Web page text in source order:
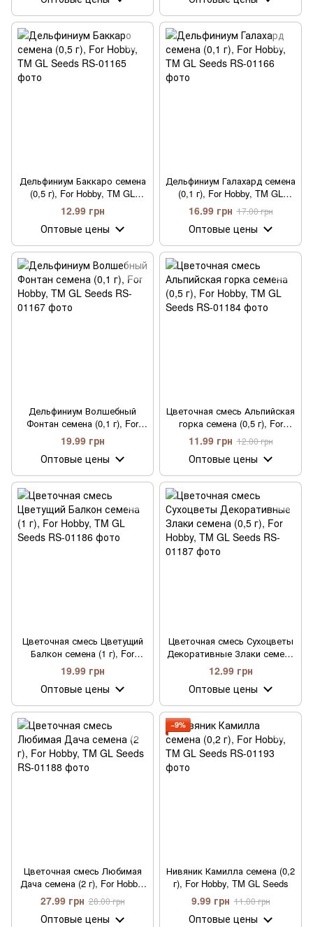
Дельфиниум Баккаро семена
(0,5 г), For Hobby, TM GL
Seeds
12.99 грн
Оптовые цены
Дельфиниум Галахард семена
(0,1 г), For Hobby, TM GL
Seeds
16.99 грн 17.00 грн
Оптовые цены
Дельфиниум Волшебный
Фонтан семена (0,1 г), For
Hobby, TM GL Seeds
19.99 грн
Оптовые цены
Цветочная смесь Альпийская
горка семена (0,5 г), For
Hobby, TM GL Seeds
11.99 грн 12.00 грн
Оптовые цены
Цветочная смесь Цветущий
Балкон семена (1 г), For
Hobby, TM GL Seeds
19.99 грн
Оптовые цены
Цветочная смесь Сухоцветы
Декоративные Злаки семена
(0,5 г), For Hobby, TM GL
Seeds
12.99 грн
Оптовые цены
Цветочная смесь Любимая
Дача семена (2 г), For Hobby,
TM GL Seeds
27.99 грн 28.00 грн
Оптовые цены
−9%
Нивяник Камилла семена (0,2
г), For Hobby, TM GL Seeds
9.99 грн 11.00 грн
Оптовые цены